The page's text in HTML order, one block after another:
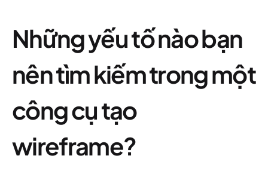
Những yếu tố nào bạn
nên tìm kiếm trong một
công cụ tạo
wireframe?